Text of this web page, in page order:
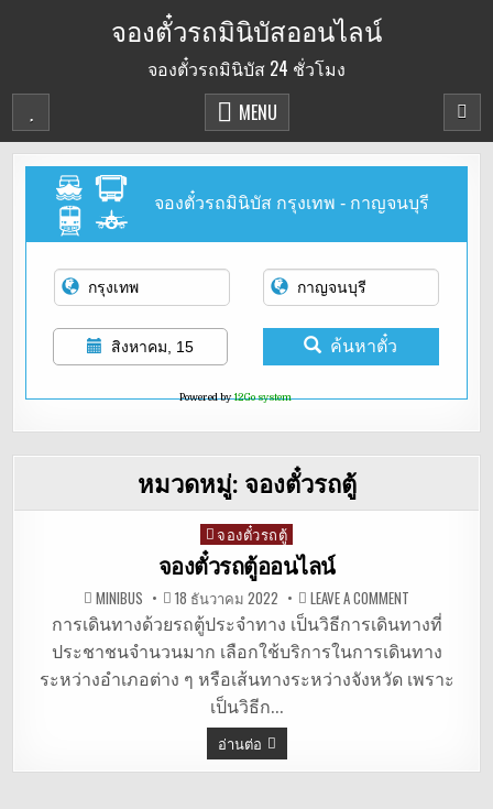
จองตั๋วรถมินิบัสออนไลน์
จองตั๋วรถมินิบัส 24 ชั่วโมง
MENU
จองตั๋วรถมินิบัส กรุงเทพ - กาญจนบุรี
สิงหาคม, 15 ค้นหาตั๋ว
Powered by12Go system
หมวดหมู่: จองตั๋วรถตู้
Posted
in
จองตั๋วรถตู้
จองตั๋วรถตู้ออนไลน์
MINIBUS 18 ธันวาคม 2022 LEAVE A COMMENT
ตั๋ว
ตู้
การเดินทางด้วยรถตู้ประจำทาง เป็นวิธีการเดินทางที่
ประชาชนจำนวนมาก เลือกใช้บริการในการเดินทาง
ระหว่างอำเภอต่าง ๆ หรือเส้นทางระหว่างจังหวัด เพราะ
เป็นวิธีก…
อ่านต่อ